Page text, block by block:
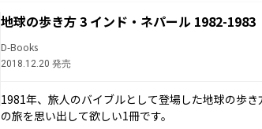
地球の歩き方 3 インド・ネパール 1982-1983
D-Books
2018.12.20 発売
1981年、旅人のバイブルとして登場した地球の歩
の旅を思い出して欲しい1冊です。